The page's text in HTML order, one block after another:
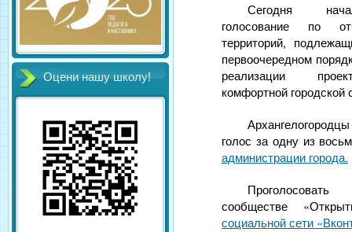
Оцени нашу школу!
Сегодня
голосование по
территорий,
первоочередном
реализации
комфортной городской
голос за одну из
администрации города.
сообществе
социальной сети